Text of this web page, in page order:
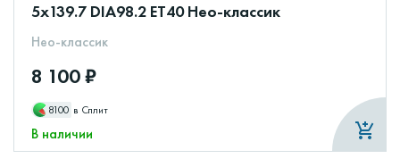
5x139.7 DIA98.2 ET40 Нео-классик
Нео-классик
8 100 ₽
8100 в Сплит
В наличии